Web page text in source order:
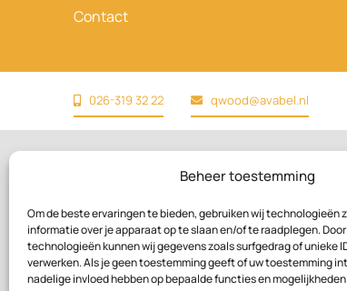
Beheer toestemming
Om de beste ervaringen te bieden, gebruiken wij technologieën
informatie over je apparaat op te slaan en/of te raadplegen.
technologieën kunnen wij gegevens zoals surfgedrag of unieke
verwerken. Als je geen toestemming geeft of uw toestemming
nadelige invloed hebben op bepaalde functies en
Contact
026-319 32 22 qwood@avabel.nl